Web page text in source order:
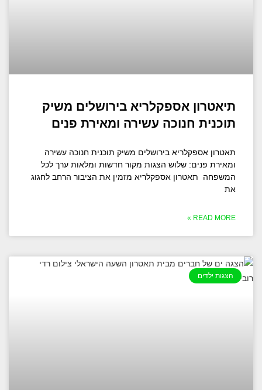
תיאטרון אספקלריא בירושלים משיק
תוכנית חנוכה עשירה ומאירת פנים
תאטרון אספקלריא בירושלים משיק תוכנית חנוכה עשירה
ומאירת פנים: שלוש הצגות מקור חדשות ומלאות ערך לכל
המשפחה תאטרון אספקלריא מזמין את הציבור הרחב לחגוג
את
READ MORE »
הצגות ילדים